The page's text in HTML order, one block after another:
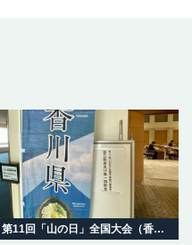
第11回「山の日」全国大会（香川県）